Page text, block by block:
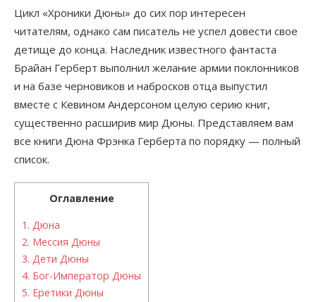
Цикл «Хроники Дюны» до сих пор интересен
читателям, однако сам писатель не успел довести свое
детище до конца. Наследник известного фантаста
Брайан Герберт выполнил желание армии поклонников
и на базе черновиков и набросков отца выпустил
вместе с Кевином Андерсоном целую серию книг,
существенно расширив мир Дюны. Представляем вам
все книги Дюна Фрэнка Герберта по порядку — полный
список.
Оглавление
1. Дюна
2. Мессия Дюны
3. Дети Дюны
4. Бог-Император Дюны
5. Еретики Дюны